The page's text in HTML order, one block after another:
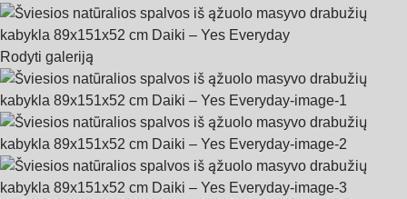
Rodyti galeriją